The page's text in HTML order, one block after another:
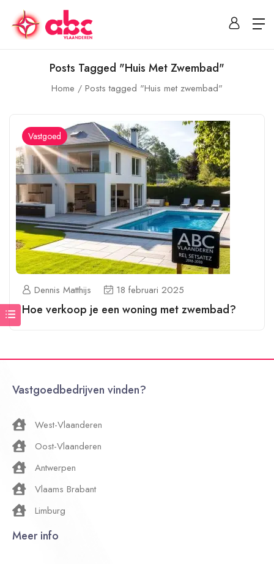
Posts Tagged "Huis Met Zwembad"
Home Posts tagged "Huis met zwembad"
Vastgoed
Dennis Matthijs 18 februari 2025
Hoe verkoop je een woning met zwembad?
Vastgoedbedrijven vinden?
West-Vlaanderen
Oost-Vlaanderen
Antwerpen
Vlaams Brabant
Limburg
Meer info